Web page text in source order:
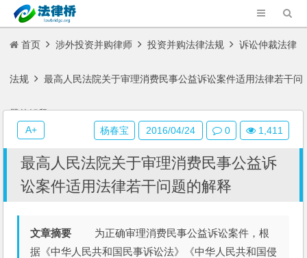
首页 涉外投资并购律师 投资并购法律法规 诉讼仲裁法律
法规 最高人民法院关于审理消费民事公益诉讼案件适用法律若干问
题的解释
最高人民法院关于审理消费民事公益诉
讼案件适用法律若干问题的解释
文章摘要 为正确审理消费民事公益诉讼案件，根
据《中华人民共和国民事诉讼法》《中华人民共和国侵
杨春宝 2016/04/24 0 1,411
A+